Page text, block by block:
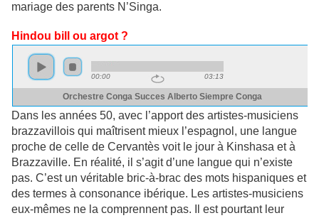
mariage des parents N’Singa.
Hindou bill ou argot ?
Dans les années 50, avec l’apport des artistes-musiciens
brazzavillois qui maîtrisent mieux l’espagnol, une langue
proche de celle de Cervantès voit le jour à Kinshasa et à
Brazzaville. En réalité, il s’agit d’une langue qui n’existe
pas. C’est un véritable bric-à-brac des mots hispaniques et
des termes à consonance ibérique. Les artistes-musiciens
eux-mêmes ne la comprennent pas. Il est pourtant leur